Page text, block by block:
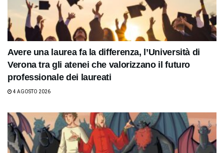
Avere una laurea fa la differenza, l’Università di
Verona tra gli atenei che valorizzano il futuro
professionale dei laureati
4 AGOSTO 2026